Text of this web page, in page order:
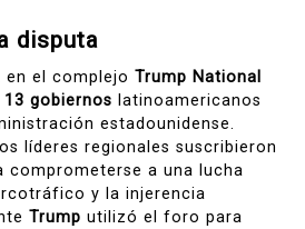
disputa
en el complejo Trump National
13 gobiernos latinoamericanos
estadounidense.
líderes regionales suscribieron
comprometerse a una lucha
y la injerencia
Trump utilizó el foro para